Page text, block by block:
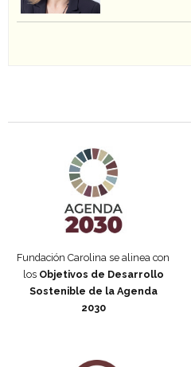
Fundación Carolina se alinea con
los Objetivos de Desarrollo
Sostenible de la Agenda
2030